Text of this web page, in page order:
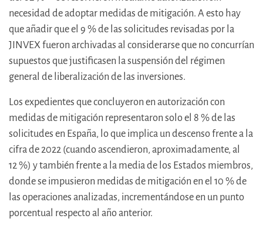
necesidad de adoptar medidas de mitigación. A esto hay
que añadir que el 9 % de las solicitudes revisadas por la
JINVEX fueron archivadas al considerarse que no concurrían
supuestos que justificasen la suspensión del régimen
general de liberalización de las inversiones.
Los expedientes que concluyeron en autorización con
medidas de mitigación representaron solo el 8 % de las
solicitudes en España, lo que implica un descenso frente a la
cifra de 2022 (cuando ascendieron, aproximadamente, al
12 %) y también frente a la media de los Estados miembros,
donde se impusieron medidas de mitigación en el 10 % de
las operaciones analizadas, incrementándose en un punto
porcentual respecto al año anterior.